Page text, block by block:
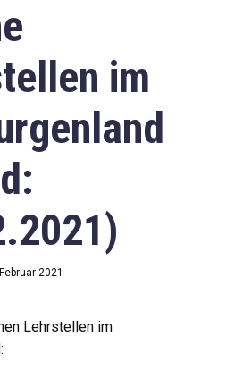
im
2021
Lehrstellen im